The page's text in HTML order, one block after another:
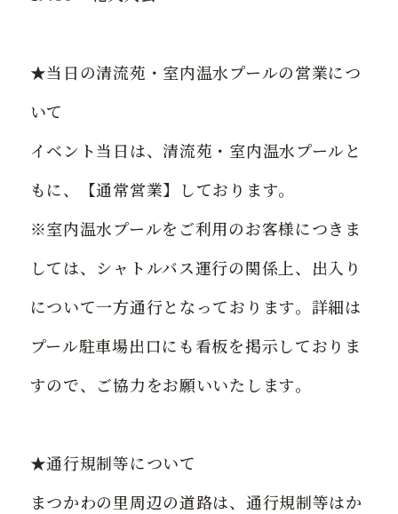
★当日の清流苑・室内温水プールの営業につ
いて
イベント当日は、清流苑・室内温水プールと
もに、【通常営業】しております。
※室内温水プールをご利用のお客様につきま
しては、シャトルバス運行の関係上、出入り
について一方通行となっております。詳細は
プール駐車場出口にも看板を掲示しておりま
すので、ご協力をお願いいたします。
★通行規制等について
まつかわの里周辺の道路は、通行規制等はか